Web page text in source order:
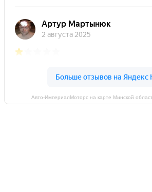
Авто-ИмпериалМоторс на карте Минской